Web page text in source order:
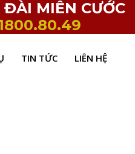
ĐÀI MIỄN CƯỚC
TIN TỨC LIÊN HỆ